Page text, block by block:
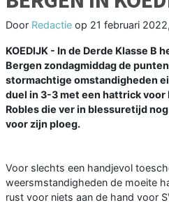
Door Redactie op 21 februari
KOEDIJK - In de Derde Klasse B
Bergen zondagmiddag de
stormachtige omstandigheden
duel in 3-3 met een hattrick
Robles die ver in blessuretijd
voor zijn ploeg.
Voor slechts een handjevol
weersmstandigheden de moeite
rust voor niets aan de hand voor